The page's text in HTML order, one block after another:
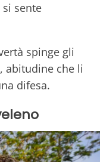
sente
spinge gli
abitudine che li
difesa.